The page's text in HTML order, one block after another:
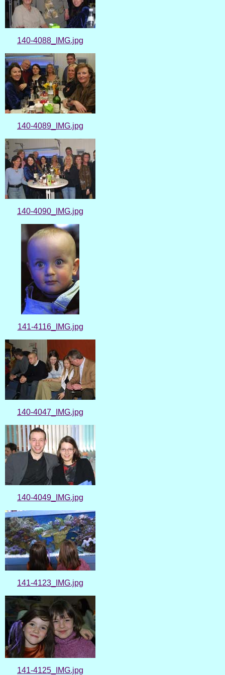
140-4088_IMG.jpg
140-4089_IMG.jpg
140-4090_IMG.jpg
141-4116_IMG.jpg
140-4047_IMG.jpg
140-4049_IMG.jpg
141-4123_IMG.jpg
141-4125_IMG.jpg